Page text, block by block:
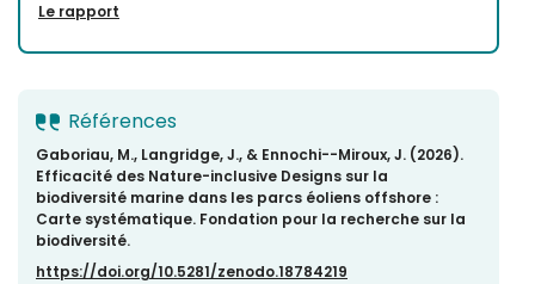
Le rapport
Références
Gaboriau, M., Langridge, J., & Ennochi--Miroux, J. (2026).
Efficacité des Nature-inclusive Designs sur la
biodiversité marine dans les parcs éoliens offshore :
Carte systématique. Fondation pour la recherche sur la
biodiversité.
https://doi.org/10.5281/zenodo.18784219